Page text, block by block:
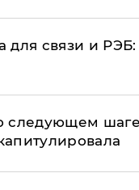
связи и
следующем